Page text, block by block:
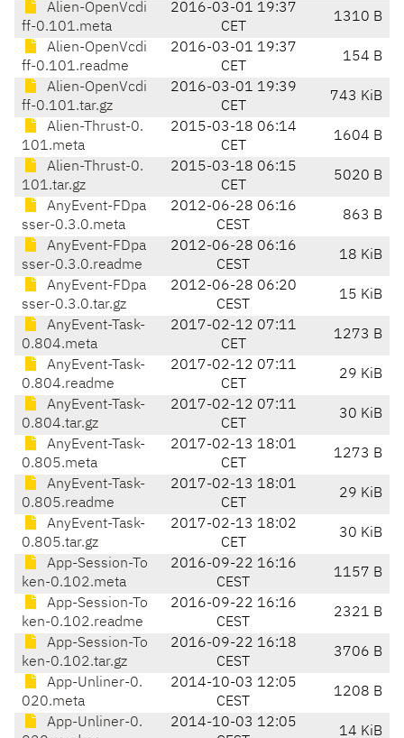
Alien-OpenVcdi
ff-0.101.meta
2016-03-01 19:37
CET
1310 B
Alien-OpenVcdi
ff-0.101.readme
2016-03-01 19:37
CET
154 B
Alien-OpenVcdi
ff-0.101.tar.gz
2016-03-01 19:39
CET
743 KiB
Alien-Thrust-0.
101.meta
2015-03-18 06:14
CET
1604 B
Alien-Thrust-0.
101.tar.gz
2015-03-18 06:15
CET
5020 B
AnyEvent-FDpa
sser-0.3.0.meta
2012-06-28 06:16
CEST
863 B
AnyEvent-FDpa
sser-0.3.0.readme
2012-06-28 06:16
CEST
18 KiB
AnyEvent-FDpa
sser-0.3.0.tar.gz
2012-06-28 06:20
CEST
15 KiB
AnyEvent-Task-
0.804.meta
2017-02-12 07:11
CET
1273 B
AnyEvent-Task-
0.804.readme
2017-02-12 07:11
CET
29 KiB
AnyEvent-Task-
0.804.tar.gz
2017-02-12 07:11
CET
30 KiB
AnyEvent-Task-
0.805.meta
2017-02-13 18:01
CET
1273 B
AnyEvent-Task-
0.805.readme
2017-02-13 18:01
CET
29 KiB
AnyEvent-Task-
0.805.tar.gz
2017-02-13 18:02
CET
30 KiB
App-Session-To
ken-0.102.meta
2016-09-22 16:16
CEST
1157 B
App-Session-To
ken-0.102.readme
2016-09-22 16:16
CEST
2321 B
App-Session-To
ken-0.102.tar.gz
2016-09-22 16:18
CEST
3706 B
App-Unliner-0.
020.meta
2014-10-03 12:05
CEST
1208 B
App-Unliner-0.
2014-10-03 12:05
14 KiB